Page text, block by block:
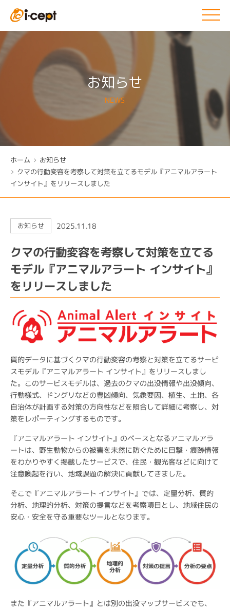
お知らせ
NEWS
ホーム お知らせ
クマの行動変容を考察して対策を立てるモデル『アニマルアラート
インサイト』をリリースしました
お知らせ 2025.11.18
クマの行動変容を考察して対策を立てる
モデル『アニマルアラート インサイト』
をリリースしました
質的データに基づくクマの行動変容の考察と対策を立てるサービ
スモデル『アニマルアラート インサイト』をリリースしまし
た。このサービスモデルは、過去のクマの出没情報や出没傾向、
行動様式、ドングリなどの豊凶傾向、気象要因、植生、土地、各
自治体が計画する対策の方向性などを照合して詳細に考察し、対
策をレポーティングするものです。
『アニマルアラート インサイト』のベースとなるアニマルアラ
ートは、野生動物からの被害を未然に防ぐために目撃・痕跡情報
をわかりやすく掲載したサービスで、住民・観光客などに向けて
注意喚起を行い、地域課題の解決に貢献してきました。
そこで『アニマルアラート インサイト』では、定量分析、質的
分析、地理的分析、対策の提言などを考察項目とし、地域住民の
安心・安全を守る重要なツールとなります。
また『アニマルアラート』とは別の出没マップサービスでも、